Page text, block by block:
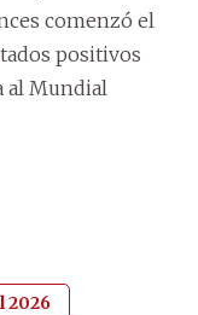
comenzó el
positivos
al Mundial
2026